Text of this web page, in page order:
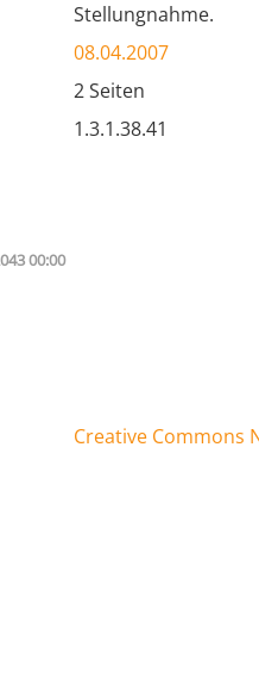
Stellungnahme.
08.04.2007
2 Seiten
1.3.1.38.41
00:00
Creative Commons